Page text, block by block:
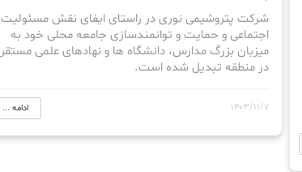
شرکت پتروشیمی نوری در راستای ایفای نقش مسئولیت
اجتماعی و حمایت و توانمندسازی جامعه محلی خود به
میزبان بزرگ مدارس، دانشگاه ها و نهادهای علمی مستقر
در منطقه تبدیل شده است.
1403/11/7 ادامه ...